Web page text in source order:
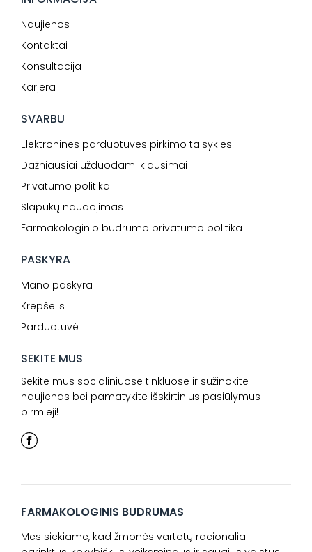
Naujienos
Kontaktai
Konsultacija
Karjera
SVARBU
Elektroninės parduotuvės pirkimo taisyklės
Dažniausiai užduodami klausimai
Privatumo politika
Slapukų naudojimas
Farmakologinio budrumo privatumo politika
PASKYRA
Mano paskyra
Krepšelis
Parduotuvė
SEKITE MUS
Sekite mus socialiniuose tinkluose ir sužinokite
naujienas bei pamatykite išskirtinius pasiūlymus
pirmieji!
FARMAKOLOGINIS BUDRUMAS
Mes siekiame, kad žmonės vartotų racionaliai